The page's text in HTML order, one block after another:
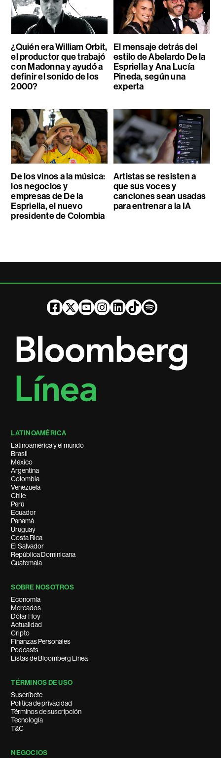
¿Quién era William Orbit,
el productor que trabajó
con Madonna y ayudó a
definir el sonido de los
2000?
El mensaje detrás del
estilo de Abelardo De la
Espriella y Ana Lucía
Pineda, según una
experta
De los vinos a la música:
los negocios y
empresas de De la
Espriella, el nuevo
presidente de Colombia
Artistas se resisten a
que sus voces y
canciones sean usadas
para entrenar a la IA
LATINOAMÉRICA
Latinoamérica y el mundo
Brasil
México
Argentina
Colombia
Venezuela
Chile
Perú
Ecuador
Panamá
Uruguay
Costa Rica
El Salvador
República Dominicana
Guatemala
SOBRE NOSOTROS
Economía
Mercados
Dólar Hoy
Actualidad
Cripto
Finanzas Personales
Podcasts
Listas de Bloomberg Línea
TÉRMINOS DE USO
Suscríbete
Política de privacidad
Términos de suscripción
Tecnología
T&C
NEGOCIOS